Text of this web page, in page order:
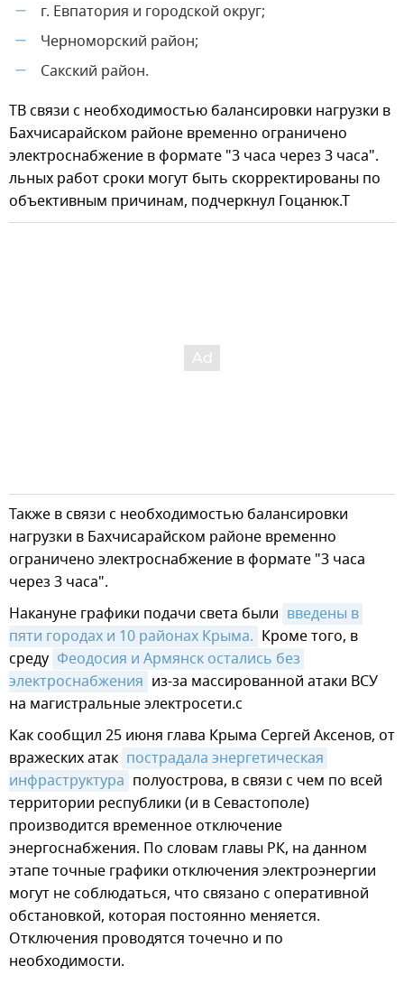
— г. Евпатория и городской округ;
— Черноморский район;
—
Сакский район.
ТВ связи с необходимостью балансировки нагрузки в
Бахчисарайском районе временно ограничено
электроснабжение в формате "3 часа через 3 часа".
льных работ сроки могут быть скорректированы по
объективным причинам, подчеркнул Гоцанюк.Т
Также в связи с необходимостью балансировки
нагрузки в Бахчисарайском районе временно
ограничено электроснабжение в формате "3 часа
через 3 часа".
Накануне графики подачи света были введены в
пяти городах и 10 районах Крыма. Кроме того, в
среду Феодосия и Армянск остались без
электроснабжения из-за массированной атаки ВСУ
на магистральные электросети.с
Как сообщил 25 июня глава Крыма Сергей Аксенов, от
вражеских атак пострадала энергетическая
инфраструктура полуострова, в связи с чем по всей
территории республики (и в Севастополе)
производится временное отключение
энергоснабжения. По словам главы РК, на данном
этапе точные графики отключения электроэнергии
могут не соблюдаться, что связано с оперативной
обстановкой, которая постоянно меняется.
Отключения проводятся точечно и по
необходимости.